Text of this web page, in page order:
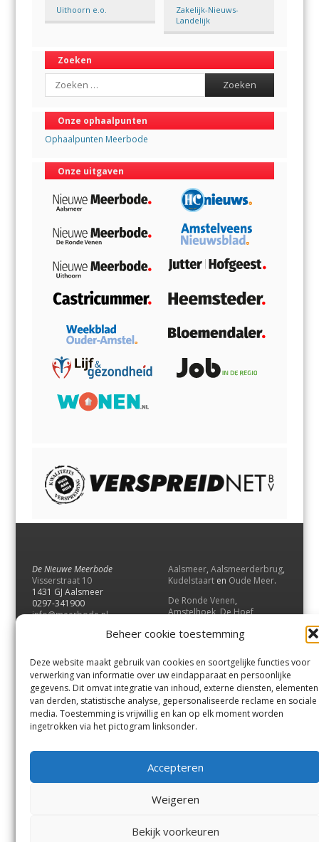
Beheer cookie toestemming
Deze website maakt gebruik van cookies en soortgelijke functies voor
verwerking van informatie over uw eindapparaat en persoonlijke
gegevens. Dit omvat integratie van inhoud, externe diensten, elementen
van derden, statistische analyse, gepersonaliseerde reclame en sociale
media. Toestemming is vrijwillig en kan op elk moment worden
ingetrokken via het pictogram linksonder.
Accepteren
Weigeren
Bekijk voorkeuren
Uithoorn e.o.
Zakelijk-Nieuws-
Landelijk
Zoeken
Search
Onze ophaalpunten
Ophaalpunten Meerbode
Onze uitgaven
De Nieuwe Meerbode
Visserstraat 10
1431 GJ Aalsmeer
0297-341900
info@meerbode.nl
Aalsmeer, Aalsmeerderbrug,
Kudelstaart en Oude Meer.
De Ronde Venen,
Amstelhoek,De Hoef,
Vrouwenakker,Waverveen
UithoornenDe Kwakel.
Contact
Andere uitgaven
Bezorgklacht
Vacatures
Voorwaarden
Privacyverklaring
De Ronde Venen